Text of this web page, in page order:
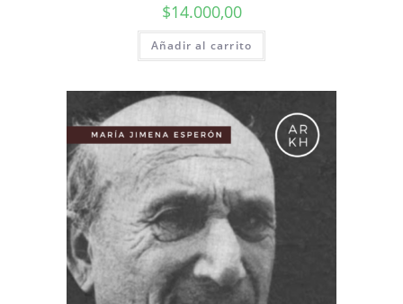
$14.000,00
Añadir al carrito